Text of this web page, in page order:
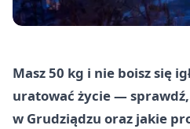
Masz 50 kg i nie boisz się
uratować życie —
w Grudziądzu oraz jakie